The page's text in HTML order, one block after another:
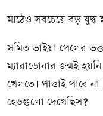
মাঠেও সবচেয়ে বড় যুদ্ধ
সমিত ভাইয়া পেলের
ম্যারাডোনার জন্মই
খেলতে। পাত্তাই পাবে
হেডগুলো দেখেছিস?